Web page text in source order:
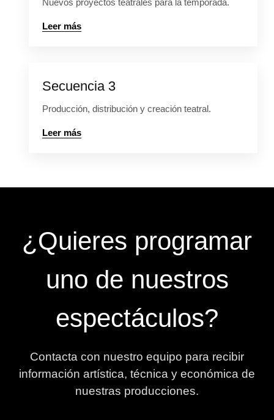
Nuevos proyectos teatrales para la temporada.
Leer más
Secuencia 3
Producción, distribución y creación teatral.
Leer más
¿Quieres programar
uno de nuestros
espectáculos?
Contacta con nuestro equipo para recibir
información artística, técnica y económica de
nuestras producciones.